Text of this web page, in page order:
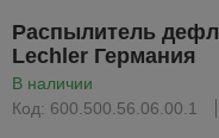
Распылитель
Lechler Германия
В наличии
Код: 600.500.56.06.00.1